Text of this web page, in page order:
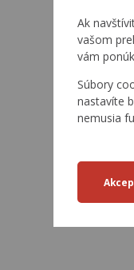
Ak
vašom
vám
Súbory
nastavíte
nemusia